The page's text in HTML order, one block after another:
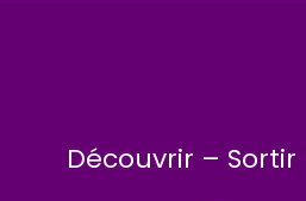
Découvrir – Sortir